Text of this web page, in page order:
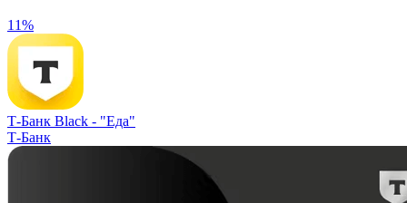
11%
Т-Банк Black - "Еда"
Т-Банк